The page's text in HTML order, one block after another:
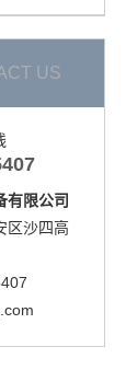
US
有限公司
区沙四高